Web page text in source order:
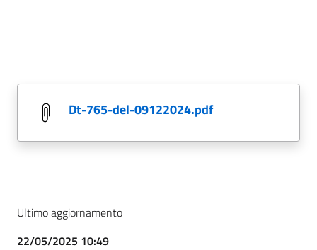
dt-765-del-09122024.pdf
Ultimo aggiornamento
22/05/2025 10:49